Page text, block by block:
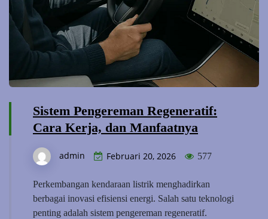
Sistem Pengereman Regeneratif:
Cara Kerja, dan Manfaatnya
admin Februari 20, 2026 577
Perkembangan kendaraan listrik menghadirkan
berbagai inovasi efisiensi energi. Salah satu teknologi
penting adalah sistem pengereman regeneratif.